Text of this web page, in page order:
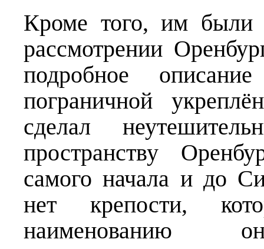
Кроме того, им были
рассмотрении
подробное
пограничной
сделал
пространству
самого начала и до
нет крепости,